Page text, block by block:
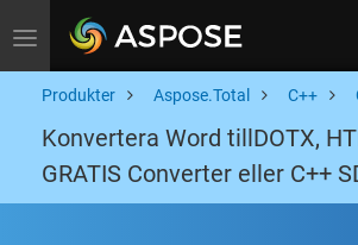
Toggle navigation
Produkter Aspose.Total C++
Konvertera Word tillDOTX,
GRATIS Converter eller C++